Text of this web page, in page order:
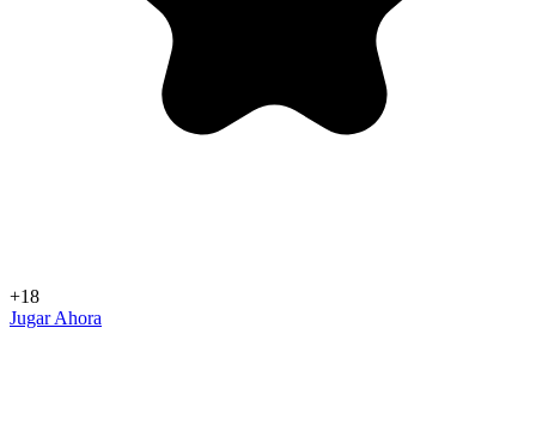
+18
Jugar Ahora